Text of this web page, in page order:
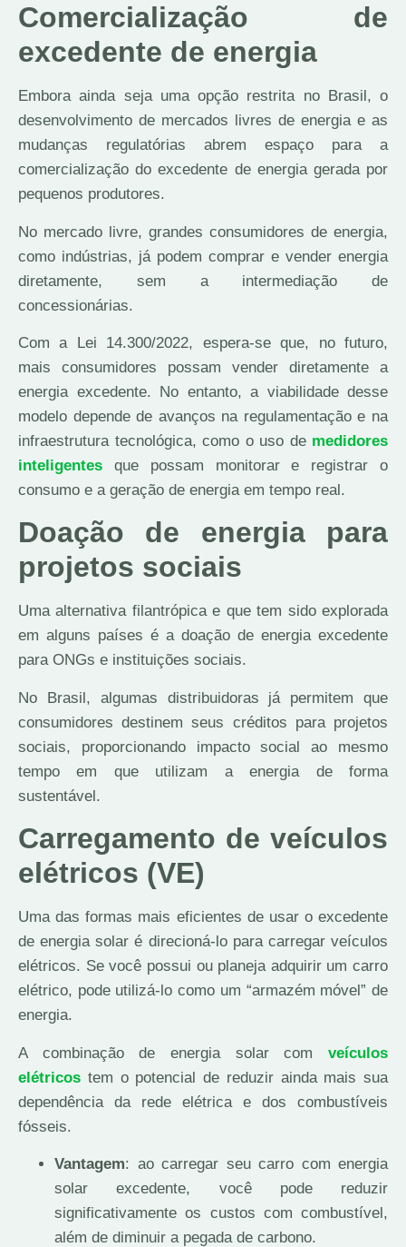
Comercialização de
excedente de energia
Embora ainda seja uma opção restrita no Brasil, o
desenvolvimento de mercados livres de energia e as
mudanças regulatórias abrem espaço para a
comercialização do excedente de energia gerada por
pequenos produtores.
No mercado livre, grandes consumidores de energia,
como indústrias, já podem comprar e vender energia
diretamente, sem a intermediação de
concessionárias.
Com a Lei 14.300/2022, espera-se que, no futuro,
mais consumidores possam vender diretamente a
energia excedente. No entanto, a viabilidade desse
modelo depende de avanços na regulamentação e na
infraestrutura tecnológica, como o uso de medidores
inteligentes que possam monitorar e registrar o
consumo e a geração de energia em tempo real.
Doação de energia para
projetos sociais
Uma alternativa filantrópica e que tem sido explorada
em alguns países é a doação de energia excedente
para ONGs e instituições sociais.
No Brasil, algumas distribuidoras já permitem que
consumidores destinem seus créditos para projetos
sociais, proporcionando impacto social ao mesmo
tempo em que utilizam a energia de forma
sustentável.
Carregamento de veículos
elétricos (VE)
Uma das formas mais eficientes de usar o excedente
de energia solar é direcioná-lo para carregar veículos
elétricos. Se você possui ou planeja adquirir um carro
elétrico, pode utilizá-lo como um “armazém móvel” de
energia.
A combinação de energia solar com veículos
elétricos tem o potencial de reduzir ainda mais sua
dependência da rede elétrica e dos combustíveis
fósseis.
Vantagem: ao carregar seu carro com energia
solar excedente, você pode reduzir
significativamente os custos com combustível,
além de diminuir a pegada de carbono.